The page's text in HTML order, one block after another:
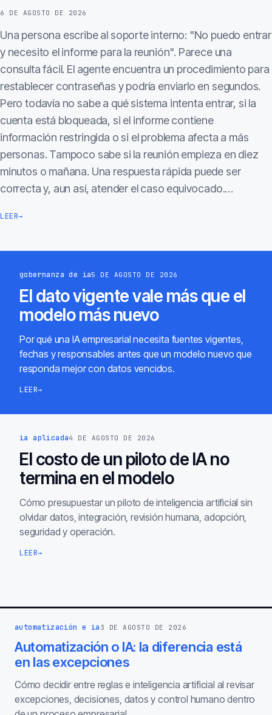
6 DE AGOSTO DE 2026
Una persona escribe al soporte interno: "No puedo entrar
y necesito el informe para la reunión". Parece una
consulta fácil. El agente encuentra un procedimiento para
restablecer contraseñas y podría enviarlo en segundos.
Pero todavía no sabe a qué sistema intenta entrar, si la
cuenta está bloqueada, si el informe contiene
información restringida o si el problema afecta a más
personas. Tampoco sabe si la reunión empieza en diez
minutos o mañana. Una respuesta rápida puede ser
correcta y, aun así, atender el caso equivocado.…
LEER→
gobernanza de ia5 DE AGOSTO DE 2026
El dato vigente vale más que el
modelo más nuevo
Por qué una IA empresarial necesita fuentes vigentes,
fechas y responsables antes que un modelo nuevo que
responda mejor con datos vencidos.
LEER→
ia aplicada4 DE AGOSTO DE 2026
El costo de un piloto de IA no
termina en el modelo
Cómo presupuestar un piloto de inteligencia artificial sin
olvidar datos, integración, revisión humana, adopción,
seguridad y operación.
LEER→
automatización e ia 3 DE AGOSTO DE 2026
Automatización o IA: la diferencia está
en las excepciones
Cómo decidir entre reglas e inteligencia artificial al revisar
excepciones, decisiones, datos y control humano dentro